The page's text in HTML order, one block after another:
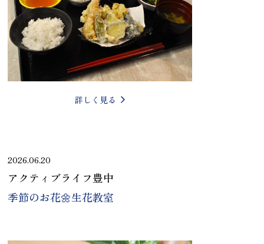
詳しく見る
2026.06.20
アクティブライフ豊中
季節のお花🌼生花教室